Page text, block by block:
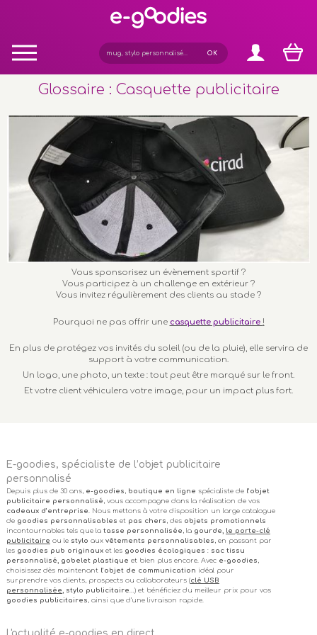
Glossaire : Casquette publicitaire
Vous sponsorisez un évènement sportif ?
Vous participez à un challenge en extérieur ?
Vous invitez régulièrement des clients au stade ?
Pourquoi ne pas offrir une casquette publicitaire !
En plus de protégez vos invités du soleil (ou de la pluie), elle servira de
support à votre communication.
Un logo, une photo, un texte : tout peut être marqué sur le front.
Et votre client véhiculera votre image, pour un impact plus fort.
E-goodies, spécialiste de l’objet publicitaire
personnalisé
Depuis plus de 30 ans, e-goodies boutique en ligne spécialiste de l’objet
publicitaire personnalisé , vous accompagne dans la réalisation de vos
cadeaux d’entreprise . Nous mettons à votre disposition un large catalogue
de goodies personnalisables et pas chers , des objets promotionnels
incontournables tels que la tasse personnalisée , la gourde,
le porte-clé
publicitaire ou le stylo aux vêtements personnalisables , en passant par
les goodies pub originauxet les goodies écologiques : sac tissu
personnalisé, gobelet plastique et bien plus encore. Avec e-goodies
choisissez dès maintenant
l’objet de communication idéal pour
surprendre vos clients, prospects ou collaborateurs (clé USB
personnalisée , stylo publicitaire …) et bénéficiez du meilleur prix pour vos
goodies publicitaires , ainsi que d’une livraison rapide.